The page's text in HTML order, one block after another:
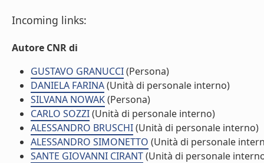
Incoming links:
Autore CNR di
GUSTAVO GRANUCCI(Persona)
DANIELA FARINA(Unità di personale interno)
SILVANA NOWAK(Persona)
CARLO SOZZI(Unità di personale interno)
ALESSANDRO BRUSCHI(Unità di personale interno)
ALESSANDRO SIMONETTO (Unità di personale
SANTE GIOVANNI CIRANT(Unità di personale